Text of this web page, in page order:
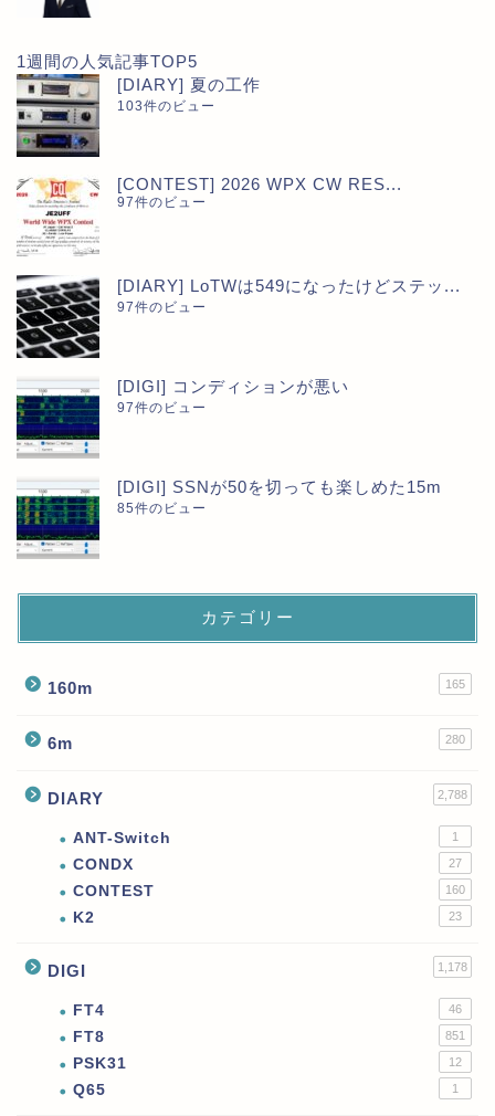
1週間の人気記事TOP5
[DIARY] 夏の工作
103件のビュー
[CONTEST] 2026 WPX CW RES...
97件のビュー
[DIARY] LoTWは549になったけどステッ...
97件のビュー
[DIGI] コンディションが悪い
97件のビュー
[DIGI] SSNが50を切っても楽しめた15m
85件のビュー
カテゴリー
160m 165
6m 280
DIARY 2,788
ANT-Switch 1
CONDX 27
CONTEST 160
K2 23
DIGI 1,178
FT4 46
FT8 851
PSK31 12
Q65 1